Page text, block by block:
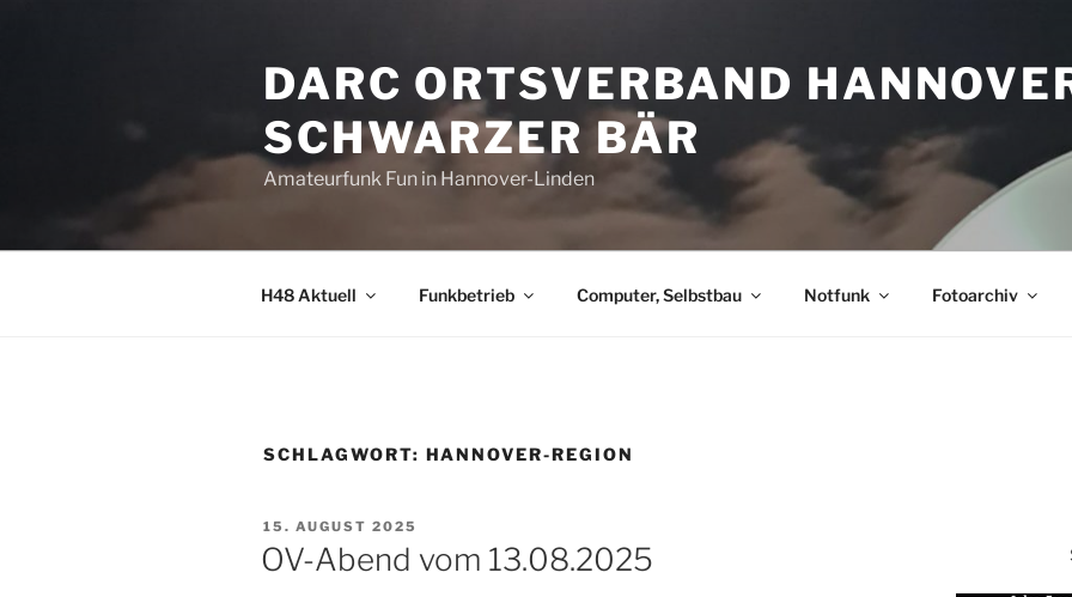
DARC ORTSVERBAND
SCHWARZER BÄR
Amateurfunk Fun in Hannover-Linden
H48 Aktuell Funkbetrieb Computer, Selbstbau Notfunk Fotoarchiv
SCHLAGWORT: HANNOVER-REGION
VERÖFFENTLICHT
AM
15. AUGUST 2025
OV-Abend vom 13.08.2025